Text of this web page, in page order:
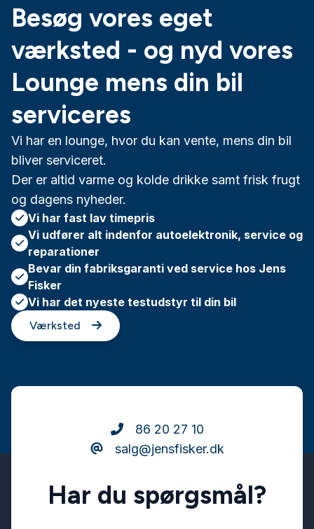
Besøg vores eget
værksted - og nyd vores
Lounge mens din bil
serviceres
Vi har en lounge, hvor du kan vente, mens din bil
bliver serviceret.
Der er altid varme og kolde drikke samt frisk frugt
og dagens nyheder.
Vi har fast lav timepris
Vi udfører alt indenfor autoelektronik, service og
reparationer
Bevar din fabriksgaranti ved service hos Jens
Fisker
Vi har det nyeste testudstyr til din bil
Værksted
86 20 27 10
salg@jensfisker.dk
Har du spørgsmål?